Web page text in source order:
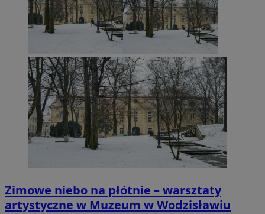
Zimowe niebo na płótnie – warsztaty
artystyczne w Muzeum w Wodzisławiu